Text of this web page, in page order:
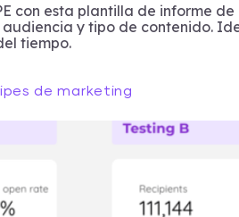
con esta plantilla de informe
y tipo de contenido.
tiempo.
de marketing